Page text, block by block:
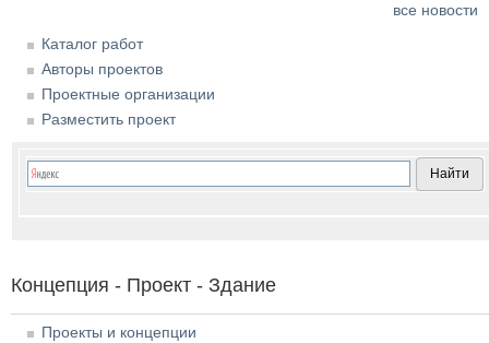
все новости
Каталог работ
Авторы проектов
Проектные организации
Разместить проект
Концепция - Проект - Здание
Проекты и концепции